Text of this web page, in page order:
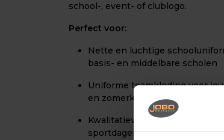
school-, event- of clublogo.
Perfect voor:
Nette en luchtige
basis- en middelbare scholen
Uniforme teamkleding voor
en zomerkampen
Kwalitatieve merchandise
sportdagen en jeugdmerken